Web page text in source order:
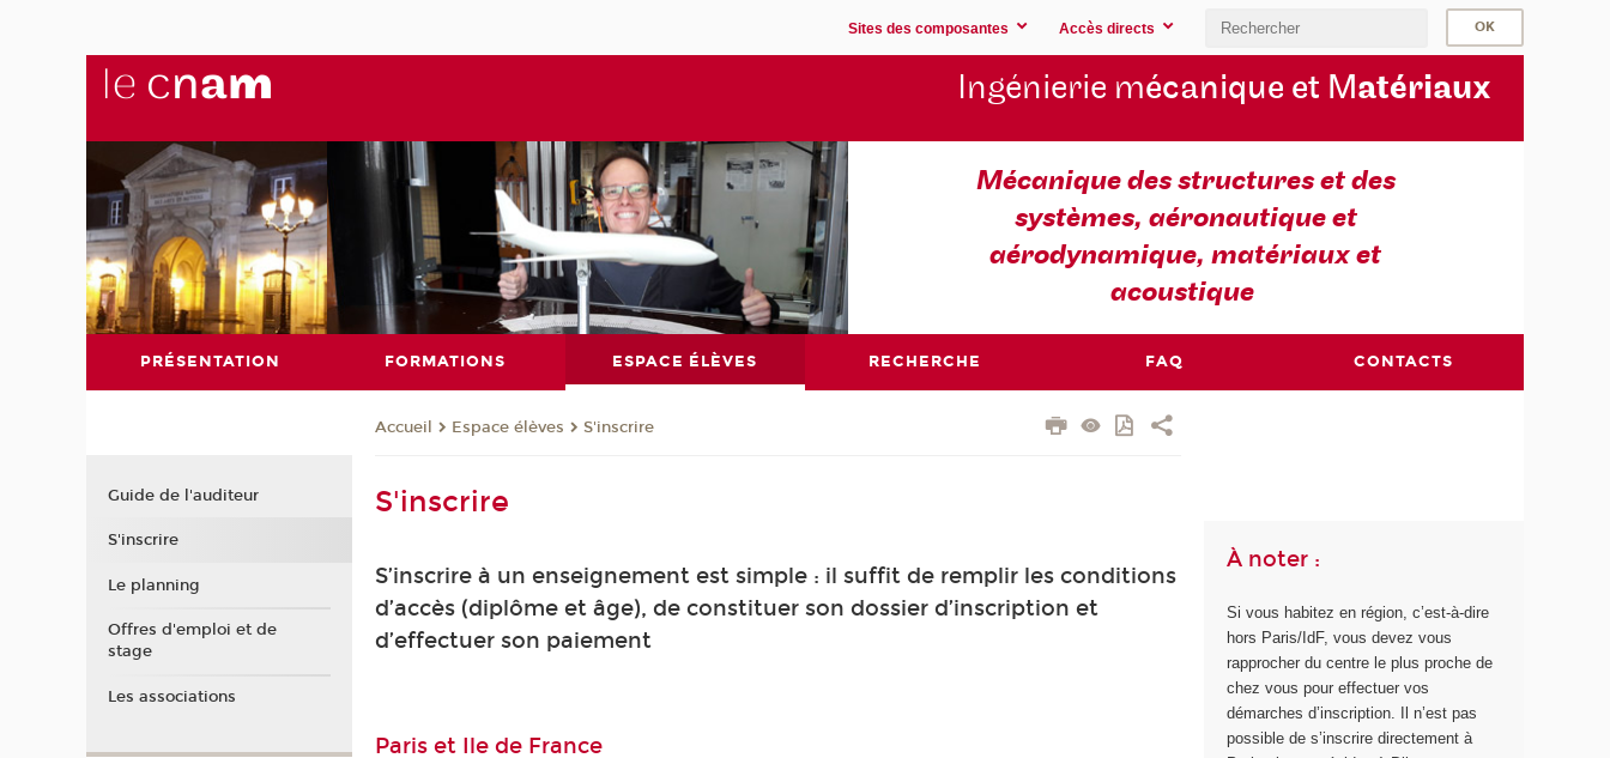
Sites des composantes Accès directs
Ingénierie mécanique et Matériaux
Mécanique des structures et des
systèmes, aéronautique et
aérodynamique, matériaux et
acoustique
PRÉSENTATION FORMATIONS ESPACE ÉLÈVES RECHERCHE FAQ CONTACTS
Accueil Espace élèves S'inscrire
S'inscrire
S’inscrire à un enseignement est simple : il suffit de remplir les conditions
d’accès (diplôme et âge), de constituer son dossier d’inscription et
d’effectuer son paiement
Paris et Ile de France
À noter :
Si vous habitez en région, c’est-à-dire
hors Paris/IdF, vous devez vous
rapprocher du centre le plus proche de
chez vous pour effectuer vos
démarches d’inscription. Il n’est pas
possible de s’inscrire directement à
Guide de l'auditeur
S'inscrire
Le planning
Offres d'emploi et de
stage
Les associations